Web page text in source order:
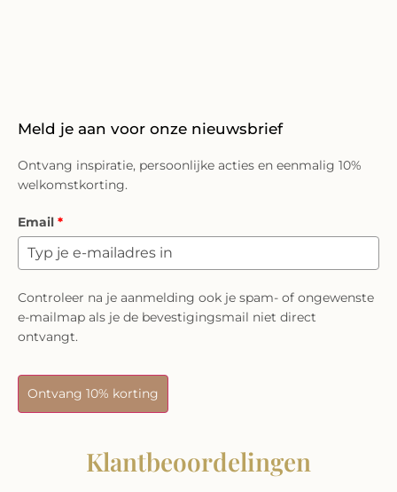
Meld je aan voor onze nieuwsbrief
Ontvang inspiratie, persoonlijke acties en eenmalig 10%
welkomstkorting.
Email *
Controleer na je aanmelding ook je spam- of ongewenste
e-mailmap als je de bevestigingsmail niet direct
ontvangt.
Ontvang 10% korting
Klantbeoordelingen